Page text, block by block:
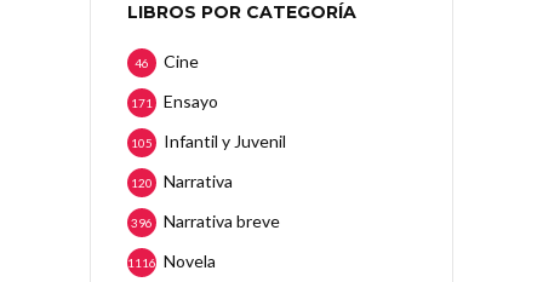
LIBROS POR CATEGORÍA
Cine
46
Ensayo
171
Infantil y Juvenil
105
Narrativa
120
Narrativa breve
396
Novela
1116